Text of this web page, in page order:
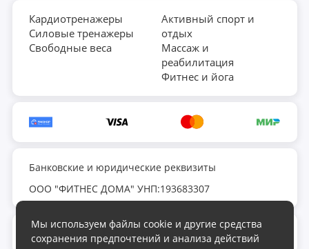
Мы используем файлы cookie и другие средства
сохранения предпочтений и анализа действий
Кардиотренажеры
Силовые тренажеры
Свободные веса
Активный спорт и
отдых
Массаж и
реабилитация
Фитнес и йога
Банковские и юридические реквизиты
ООО "ФИТНЕС ДОМА" УНП:193683307
fds.by@yandex.ru